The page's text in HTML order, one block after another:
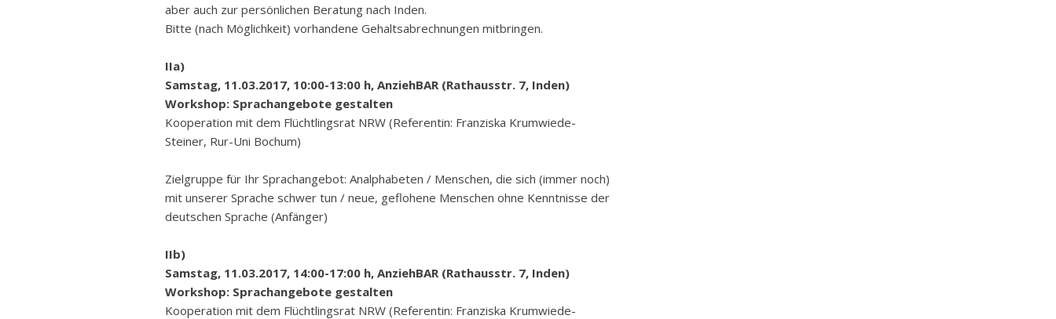
Freizeit
Wichtige Adressen
aber auch zur persönlichen Beratung nach Inden.
Bitte (nach Möglichkeit) vorhandene Gehaltsabrechnungen mitbringen.
IIa)
Samstag, 11.03.2017, 10:00-13:00 h, AnziehBAR (Rathausstr. 7, Inden)
Workshop: Sprachangebote gestalten
Kooperation mit dem Flüchtlingsrat NRW (Referentin: Franziska Krumwiede-
Steiner, Rur-Uni Bochum)
Zielgruppe für Ihr Sprachangebot: Analphabeten / Menschen, die sich (immer noch)
mit unserer Sprache schwer tun / neue, geflohene Menschen ohne Kenntnisse der
deutschen Sprache (Anfänger)
IIb)
Samstag, 11.03.2017, 14:00-17:00 h, AnziehBAR (Rathausstr. 7, Inden)
Workshop: Sprachangebote gestalten
Kooperation mit dem Flüchtlingsrat NRW (Referentin: Franziska Krumwiede-